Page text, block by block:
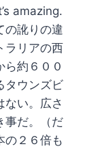
amazing.
の訛りの違
ラリアの西
約６００
タウンズビ
ない。広さ
事だ。（だ
の２６倍も